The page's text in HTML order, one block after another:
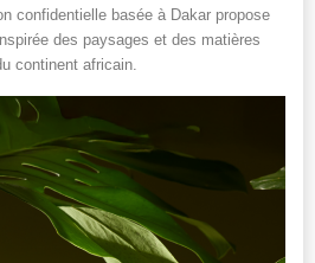
confidentielle basée à Dakar propose
des paysages et des matières
continent africain.